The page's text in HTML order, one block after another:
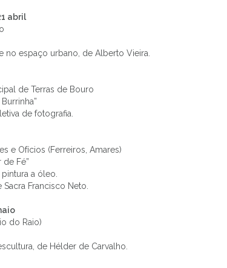
abril
no espaço urbano, de Alberto Vieira.
de Terras de Bouro
de fotografia.
e Ofícios (Ferreiros, Amares)
de Fé”
a óleo.
Sacra Francisco Neto.
do Raio)
de Hélder de Carvalho.